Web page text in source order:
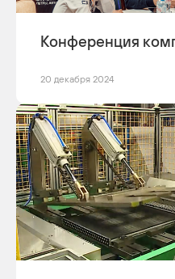
Конференция
20 декабря 2024